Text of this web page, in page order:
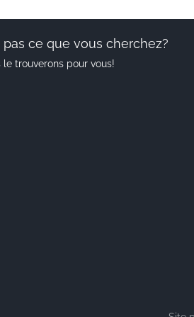
ce que vous cherchez?
trouverons pour vous!